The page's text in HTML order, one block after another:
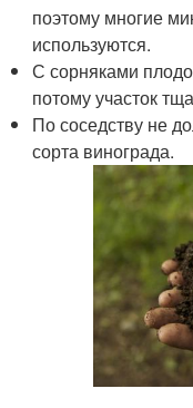
поэтому многие
используются.
С сорняками
потому участок
По соседству не
сорта винограда.